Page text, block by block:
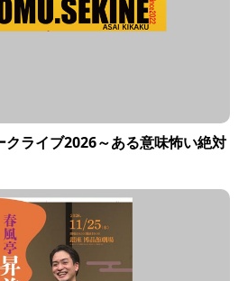
ライブ2026～ある意味怖い絶対